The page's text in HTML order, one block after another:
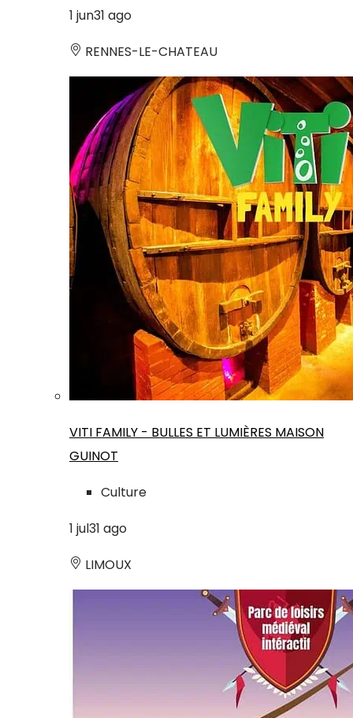
1 jun31 ago
RENNES-LE-CHATEAU
VITI FAMILY - BULLES ET LUMIÈRES MAISON
GUINOT
Culture
1 jul31 ago
LIMOUX